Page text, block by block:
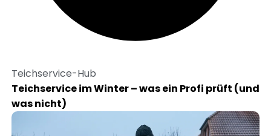
Teichservice-Hub
Teichservice im Winter – was ein Profi prüft (und
was nicht)